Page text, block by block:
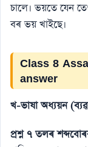
চালে। ভয়তে যেন
বৰ ভয় খাইছে।
Class 8
answer
খ-ভাষা অধ্যয়ন
প্রশ্ন ৭ তলৰ